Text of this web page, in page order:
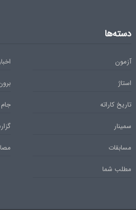
دسته‌ها
آزمون
اخبار
استاژ
تاریخ کاراته
سمینار
مسابقات
مطلب شما